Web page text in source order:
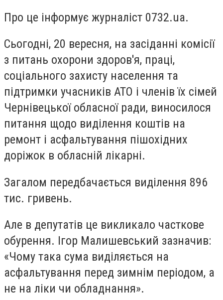
Про це інформує журналіст 0732.ua.
Сьогодні, 20 вересня, на засіданні комісії
з питань охорони здоров'я, праці,
соціального захисту населення та
підтримки учасників АТО і членів їх сімей
Чернівецької обласної ради, виносилося
питання щодо виділення коштів на
ремонт і асфальтування пішохідних
доріжок в обласній лікарні.
Загалом передбачається виділення 896
тис. гривень.
Але в депутатів це викликало часткове
обурення. Ігор Малишевський зазначив:
«Чому така сума виділяється на
асфальтування перед зимнім періодом, а
не на ліки чи обладнання».